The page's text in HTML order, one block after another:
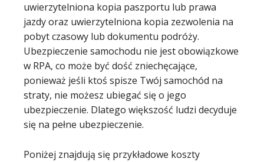
uwierzytelniona kopia paszportu lub prawa
jazdy oraz uwierzytelniona kopia zezwolenia na
pobyt czasowy lub dokumentu podróży.
Ubezpieczenie samochodu nie jest obowiązkowe
w RPA, co może być dość zniechęcające,
ponieważ jeśli ktoś spisze Twój samochód na
straty, nie możesz ubiegać się o jego
ubezpieczenie. Dlatego większość ludzi decyduje
się na pełne ubezpieczenie.
Poniżej znajdują się przykładowe koszty